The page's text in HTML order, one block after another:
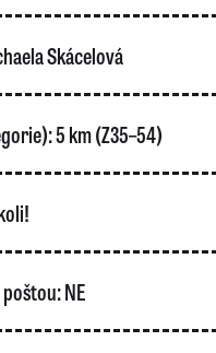
Skácelová
5 km (Z35–54)
NE